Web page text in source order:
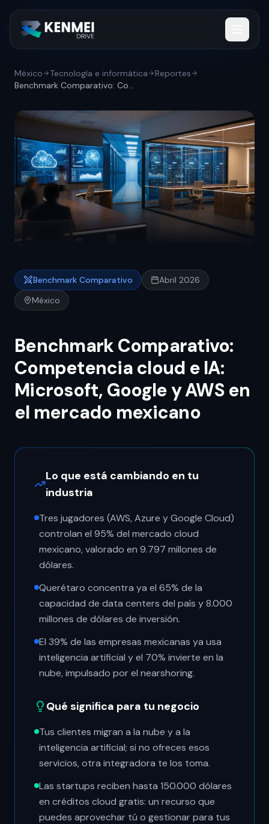
México Tecnología e informática
Reportes
Benchmark Comparativo: Competencia cloud...
Benchmark Comparativo
Abril 2026
México
Benchmark Comparativo:
Competencia cloud e IA:
Microsoft, Google y AWS en
el mercado mexicano
Lo que está cambiando en tu
industria
Tres jugadores (AWS, Azure y Google Cloud)
controlan el 95% del mercado cloud
mexicano, valorado en 9.797 millones de
dólares.
Querétaro concentra ya el 65% de la
capacidad de data centers del país y 8.000
millones de dólares de inversión.
El 39% de las empresas mexicanas ya usa
inteligencia artificial y el 70% invierte en la
nube, impulsado por el nearshoring.
Qué significa para tu negocio
Tus clientes migran a la nube y a la
inteligencia artificial; si no ofreces esos
servicios, otra integradora te los toma.
Las startups reciben hasta 150.000 dólares
en créditos cloud gratis: un recurso que
puedes aprovechar tú o gestionar para tus